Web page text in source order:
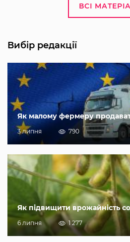
ВСІ
Вибір редакції
Як малому фермеру
3 липня 790
Як підвищити врожайність
6 липня 1 277